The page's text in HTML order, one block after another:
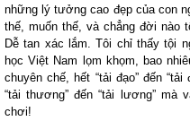
những lý tưởng cao đẹp của con
thế, muốn thế, và chẳng đời nào
Dễ tan xác lắm. Tôi chỉ thấy tội
học Việt Nam lọm khọm, bao
chuyên chế, hết “tải đạo” đến “tải
“tải thương” đến “tải lương”
chơi!